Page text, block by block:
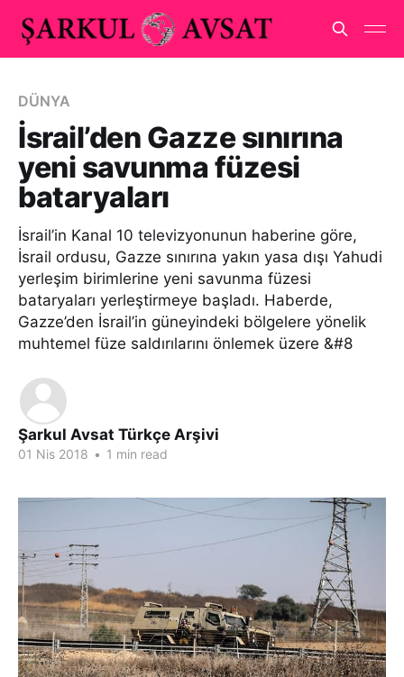
DÜNYA
İsrail’den Gazze sınırına
yeni savunma füzesi
bataryaları
İsrail’in Kanal 10 televizyonunun haberine göre,
İsrail ordusu, Gazze sınırına yakın yasa dışı Yahudi
yerleşim birimlerine yeni savunma füzesi
bataryaları yerleştirmeye başladı. Haberde,
Gazze’den İsrail’in güneyindeki bölgelere yönelik
muhtemel füze saldırılarını önlemek üzere &#8
Şarkul Avsat Türkçe Arşivi
01 Nis 2018 • 1 min read